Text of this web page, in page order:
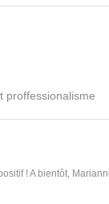
proffessionalisme
! A bientôt,